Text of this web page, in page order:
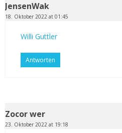
JensenWak
18. Oktober 2022 at 01:45
Willi Guttler
Antworten
Zocor wer
23. Oktober 2022 at 19:18